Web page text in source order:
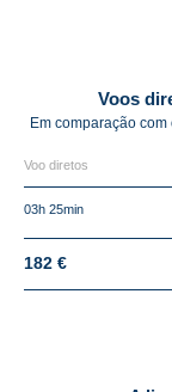
Voos
Em comparação
Voo diretos
03h 25min
182 €